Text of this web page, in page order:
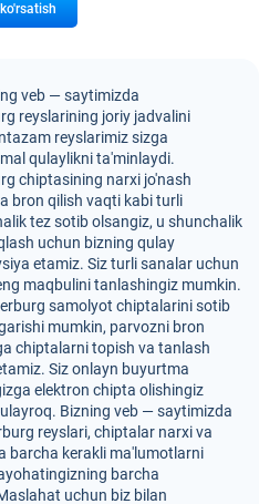
veb — saytimizda
reyslarining joriy jadvalini
reyslarimiz sizga
qulaylikni ta'minlaydi.
chiptasining narxi jo'nash
bron qilish vaqti kabi turli
tez sotib olsangiz, u shunchalik
uchun bizning qulay
etamiz. Siz turli sanalar uchun
maqbulini tanlashingiz mumkin.
samolyot chiptalarini sotib
mumkin, parvozni bron
chiptalarni topish va tanlash
Siz onlayn buyurtma
elektron chipta olishingiz
Bizning veb — saytimizda
reyslari, chiptalar narxi va
barcha kerakli ma'lumotlarni
barcha
uchun biz bilan